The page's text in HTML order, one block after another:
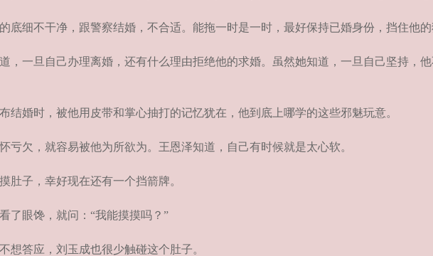
底细不干净，跟警察结婚，不合适。能拖一时是一时，最好保持已婚身份，挡住他
，一旦自己办理离婚，还有什么理由拒绝他的求婚。虽然她知道，一旦自己坚持，
结婚时，被他用皮带和掌心抽打的记忆犹在，他到底上哪学的这些邪魅玩意。
亏欠，就容易被他为所欲为。王恩泽知道，自己有时候就是太心软。
肚子，幸好现在还有一个挡箭牌。
了眼馋，就问：“我能摸摸吗？”
想答应，刘玉成也很少触碰这个肚子。